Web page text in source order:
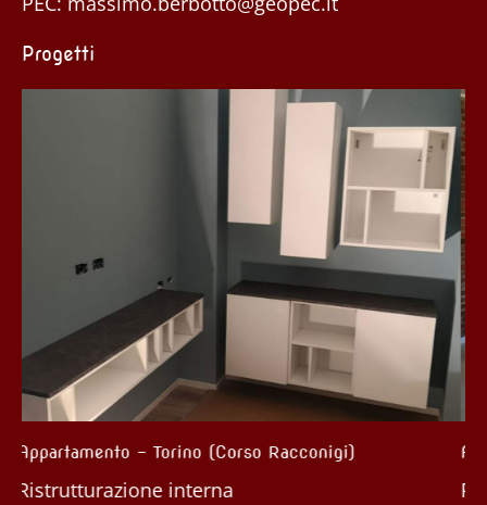
Progetti
Appartamento – Roddi (CN)
Ristrutturazione interna